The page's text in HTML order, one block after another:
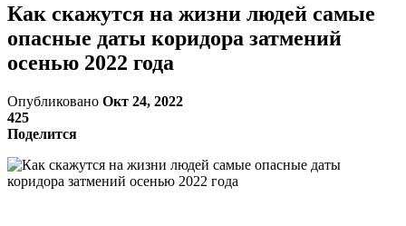
Как скажутся на жизни людей самые
опасные даты коридора затмений
осенью 2022 года
Опубликовано Окт 24, 2022
425
Поделится